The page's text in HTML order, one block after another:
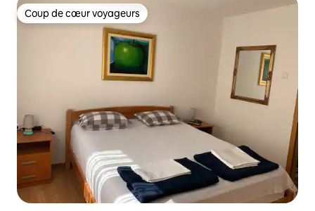
Coup de cœur voyageurs
Coup de cœur voyageurs